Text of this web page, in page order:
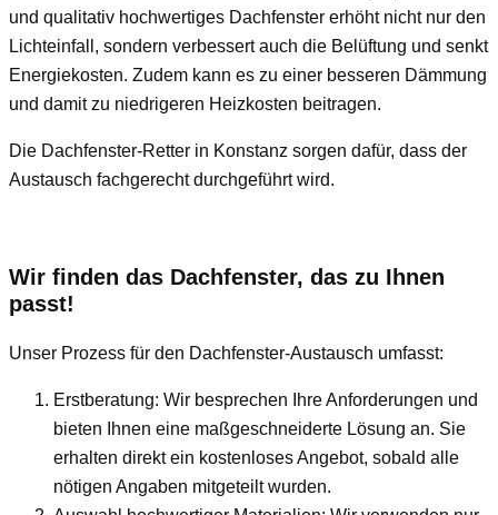
und qualitativ hochwertiges Dachfenster erhöht nicht nur den
Lichteinfall, sondern verbessert auch die Belüftung und senkt
Energiekosten. Zudem kann es zu einer besseren Dämmung
und damit zu niedrigeren Heizkosten beitragen.
Die Dachfenster-Retter in Konstanz sorgen dafür, dass der
Austausch fachgerecht durchgeführt wird.
Wir finden das Dachfenster, das zu Ihnen
passt!
Unser Prozess für den Dachfenster-Austausch umfasst:
Erstberatung: Wir besprechen Ihre Anforderungen und
bieten Ihnen eine maßgeschneiderte Lösung an. Sie
erhalten direkt ein kostenloses Angebot, sobald alle
nötigen Angaben mitgeteilt wurden.